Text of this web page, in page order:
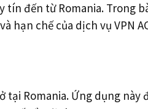
tín đến từ Romania. Trong
hạn chế của dịch vụ VPN
tại Romania. Ứng dụng này